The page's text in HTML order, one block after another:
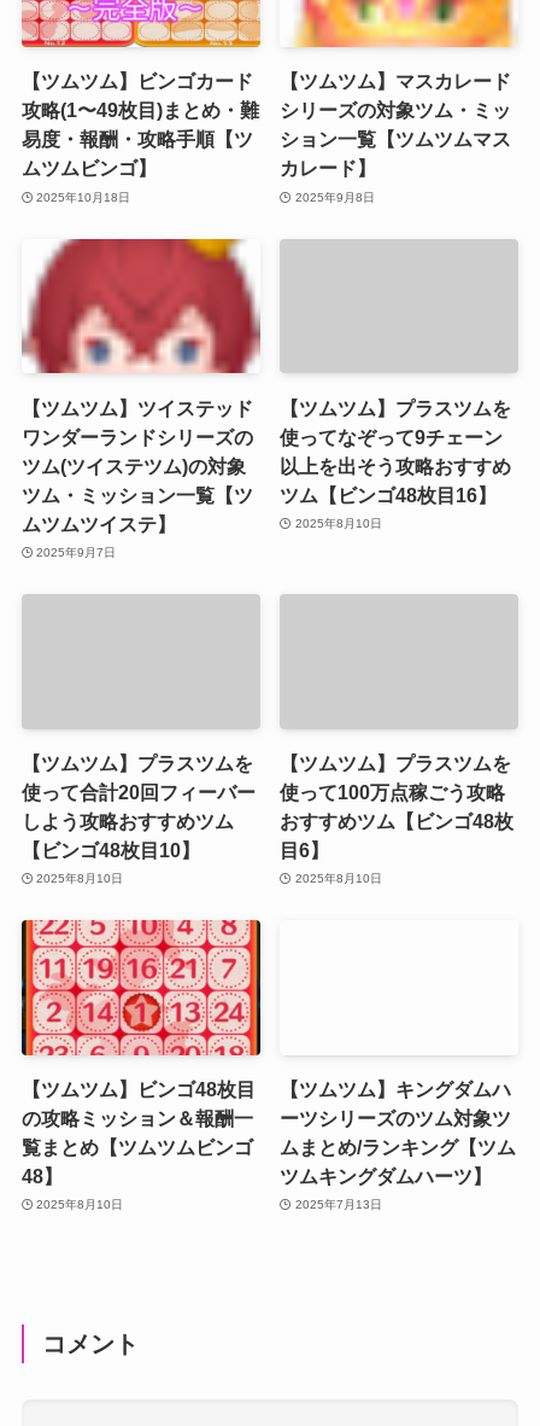
【ツムツム】ビンゴカード
攻略(1〜49枚目)まとめ・難
易度・報酬・攻略手順【ツ
ムツムビンゴ】
2025年10月18日
【ツムツム】マスカレード
シリーズの対象ツム・ミッ
ション一覧【ツムツムマス
カレード】
2025年9月8日
【ツムツム】ツイステッド
ワンダーランドシリーズの
ツム(ツイステツム)の対象
ツム・ミッション一覧【ツ
ムツムツイステ】
2025年9月7日
【ツムツム】プラスツムを
使ってなぞって9チェーン
以上を出そう攻略おすすめ
ツム【ビンゴ48枚目16】
2025年8月10日
【ツムツム】プラスツムを
使って合計20回フィーバー
しよう攻略おすすめツム
【ビンゴ48枚目10】
2025年8月10日
【ツムツム】プラスツムを
使って100万点稼ごう攻略
おすすめツム【ビンゴ48枚
目6】
2025年8月10日
【ツムツム】ビンゴ48枚目
の攻略ミッション＆報酬一
覧まとめ【ツムツムビンゴ
48】
2025年8月10日
【ツムツム】キングダムハ
ーツシリーズのツム対象ツ
ムまとめ/ランキング【ツム
ツムキングダムハーツ】
2025年7月13日
コメント